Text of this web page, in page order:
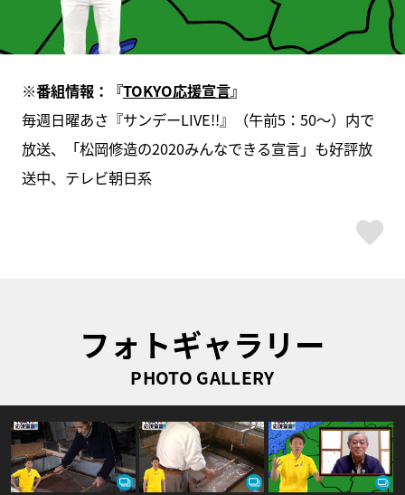
※番組情報：『TOKYO応援宣言』
毎週日曜あさ『サンデーLIVE!!』（午前5：50～）内で
放送、「松岡修造の2020みんなできる宣言」も好評放
送中、テレビ朝日系
フォトギャラリー
PHOTO GALLERY